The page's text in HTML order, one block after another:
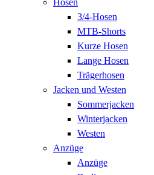
3/4-Hosen
MTB-Shorts
Kurze Hosen
Lange Hosen
Trägerhosen
Jacken und Westen
Sommerjacken
Winterjacken
Westen
Anzüge
Anzüge